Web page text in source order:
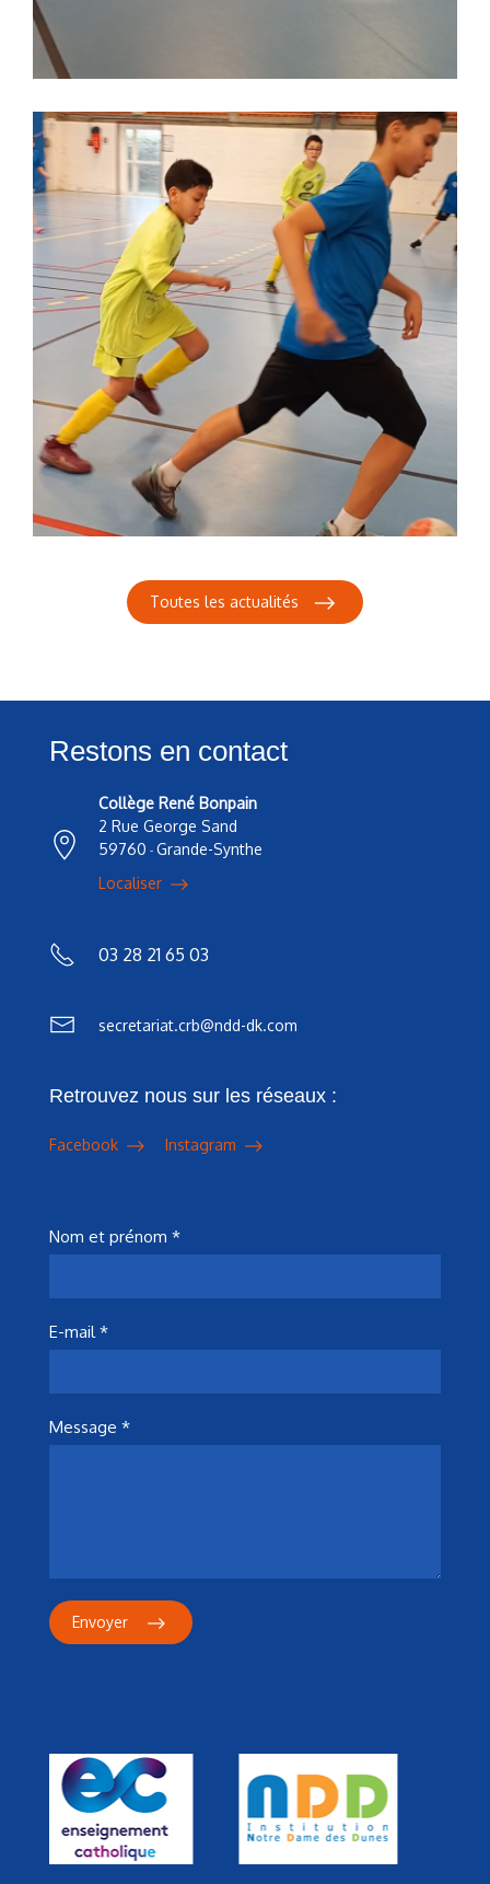
Toutes les actualités
Restons en contact
Collège René Bonpain
2 Rue George Sand
59760 - Grande-Synthe
Localiser
03 28 21 65 03
secretariat.crb@ndd-dk.com
Retrouvez nous sur les réseaux :
Facebook Instagram
Nom et prénom *
E-mail *
Message *
Envoyer